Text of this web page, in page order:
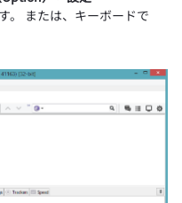
。 または、キーボードで